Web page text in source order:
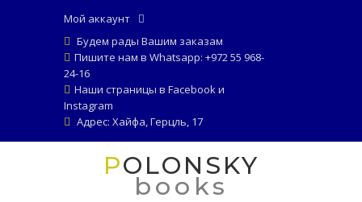
Мой аккаунт
Будем рады Вашим заказам
Пишите нам в Whatsapp: +972 55 968-
24-16
Наши страницы в Facebookи
Instagram
Адрес: Хайфа, Герцль, 17
POLONSKY
books